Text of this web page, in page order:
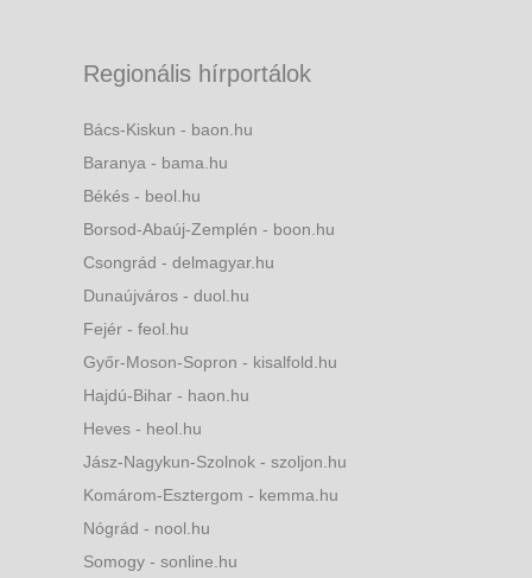
Regionális hírportálok
Bács-Kiskun - baon.hu
Baranya - bama.hu
Békés - beol.hu
Borsod-Abaúj-Zemplén - boon.hu
Csongrád - delmagyar.hu
Dunaújváros - duol.hu
Fejér - feol.hu
Győr-Moson-Sopron - kisalfold.hu
Hajdú-Bihar - haon.hu
Heves - heol.hu
Jász-Nagykun-Szolnok - szoljon.hu
Komárom-Esztergom - kemma.hu
Nógrád - nool.hu
Somogy - sonline.hu